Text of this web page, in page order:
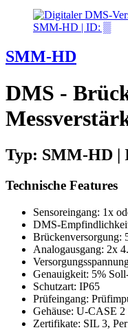
SMM-HD | ID: ▒
SMM-HD
DMS -
Typ: SMM-HD |
Technische Features
Sensoreingang: 1x
DMS-
Brückenversorgung:
Analogausgang: 2x
Genauigkeit: 5%
Schutzart: IP65
Prüfeingang:
Gehäuse: U-CASE
Zertifikate: SIL 3,